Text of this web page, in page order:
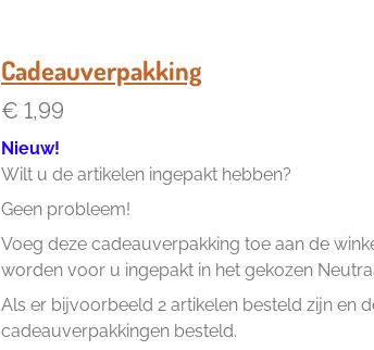
Cadeauverpakking
€ 1,99
Nieuw!
Wilt u de artikelen ingepakt hebben?
Geen probleem!
Voeg deze cadeauverpakking toe aan de
worden voor u ingepakt in het gekozen
Als er bijvoorbeeld 2 artikelen besteld zijn en
cadeauverpakkingen besteld.